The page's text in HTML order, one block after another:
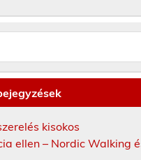
kisokos
ellen – Nordic Walking